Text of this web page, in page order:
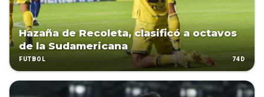
Hazaña de Recoleta, clasificó a octavos
de la Sudamericana
FÚTBOL 74D